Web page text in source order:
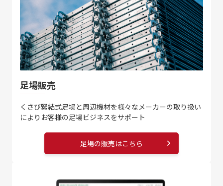
足場販売
くさび緊結式足場と周辺機材を様々なメーカーの取り扱い
により お客様の足場ビジネスをサポート
足場の販売はこちら